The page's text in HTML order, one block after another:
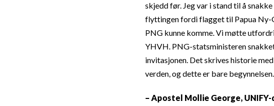
skjedd før. Jeg var i stand til å
flyttingen fordi flagget til Papua Ny-
PNG kunne komme. Vi møtte
YHVH. PNG-statsministeren
invitasjonen. Det skrives historie
verden, og dette er bare begynnelsen.
– Apostel Mollie George,